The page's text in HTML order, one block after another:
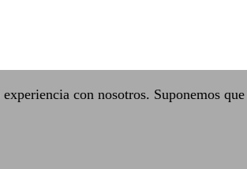
con nosotros. Suponemos